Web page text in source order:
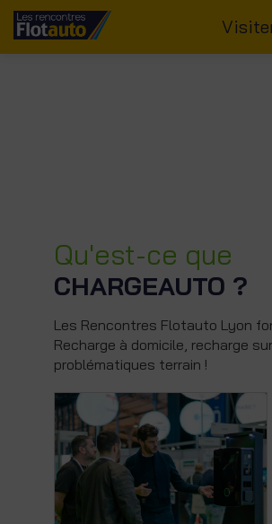
Qu'est-ce que
CHARGEAUTO ?
Les Rencontres Flotauto Lyon
Recharge à domicile, recharge
problématiques terrain !